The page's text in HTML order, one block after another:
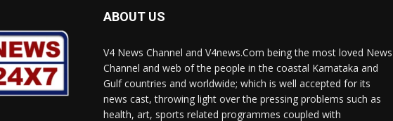
ABOUT US
V4 News Channel and V4news.Com being the most loved News
Channel and web of the people in the coastal Karnataka and
Gulf countries and worldwide; which is well accepted for its
news cast, throwing light over the pressing problems such as
health, art, sports related programmes coupled with